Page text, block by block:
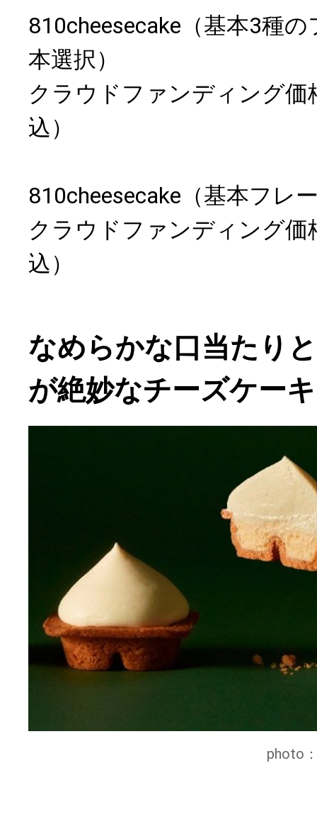
810cheesecake（基本3種
本選択）
クラウドファンディング価
込）
810cheesecake（基本フレ
クラウドファンディング価
込）
なめらかな口当たり
が絶妙なチーズケーキ
photo